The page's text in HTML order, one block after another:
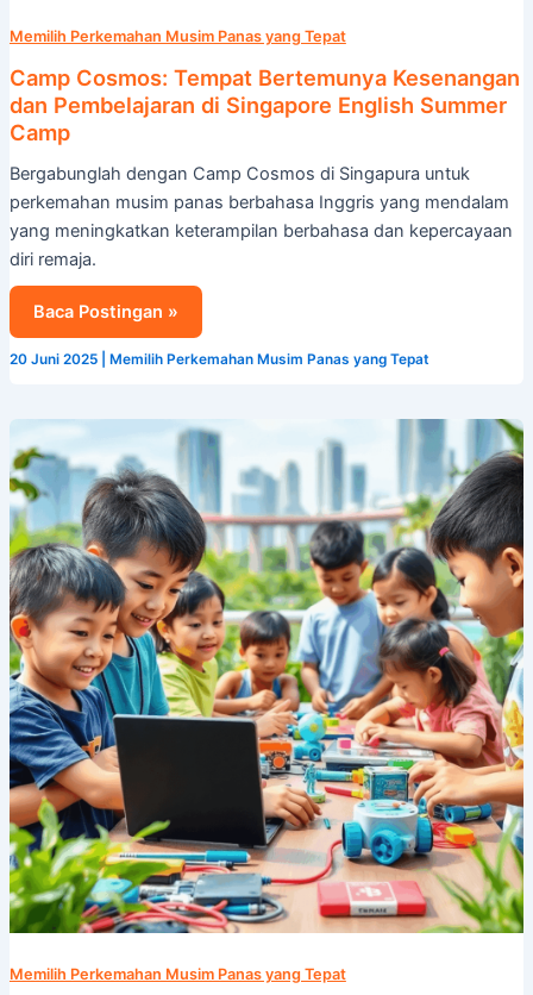
Memilih Perkemahan Musim Panas yang Tepat
Camp Cosmos: Tempat Bertemunya Kesenangan
dan Pembelajaran di Singapore English Summer
Camp
Bergabunglah dengan Camp Cosmos di Singapura untuk
perkemahan musim panas berbahasa Inggris yang mendalam
yang meningkatkan keterampilan berbahasa dan kepercayaan
diri remaja.
Baca Postingan »
20 Juni 2025 Memilih Perkemahan Musim Panas yang Tepat
Memilih Perkemahan Musim Panas yang Tepat
Perkemahan
Musim
Panas
STEM
Singapura:
Menginspirasi
Generasi
Inovator
Berikutnya